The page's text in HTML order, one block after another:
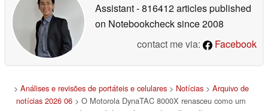
Assistant- 816412 articles published
on Notebookchecksince 2008
contact me via:
Facebook
> Análises e revisões de portáteis e celulares> Notícias> Arquivo de
notícias 2026 06 > O Motorola DynaTAC 8000X renasceu como um